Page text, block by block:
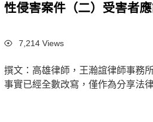
性侵害案件（二）受害者
Views7,214 Views
撰文：高雄律師，王瀚誼律師事務
事實已經全數改寫，僅作為分享法